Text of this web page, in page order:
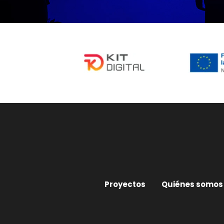
Proyectos Quiénes somos